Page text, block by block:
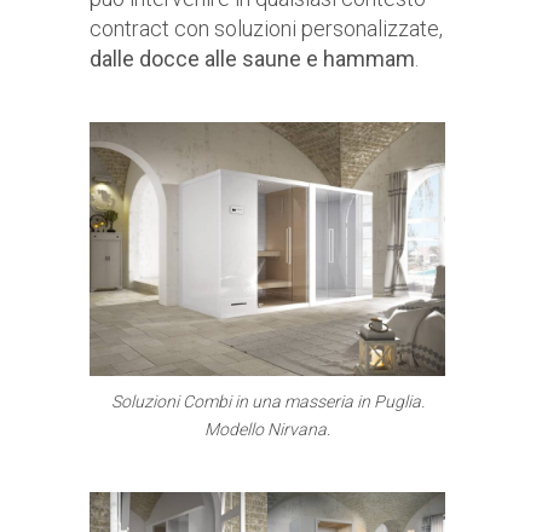
contract con soluzioni personalizzate,
dalle docce alle saune e hammam.
Soluzioni Combi in una masseria in Puglia.
Modello Nirvana.